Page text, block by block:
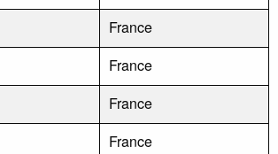
France
France
France
France